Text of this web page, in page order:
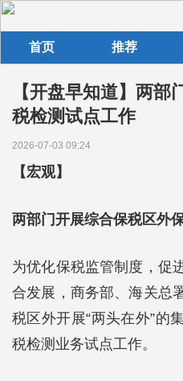
首页 推荐
【开盘早知道】两
税检测试点工作
2026-07-03 09:24
【宏观】
两部门开展综合保税区外
为优化保税监管制度，促
合发展，商务部、海关总
税区外开展“两头在外”的
税检测业务试点工作。